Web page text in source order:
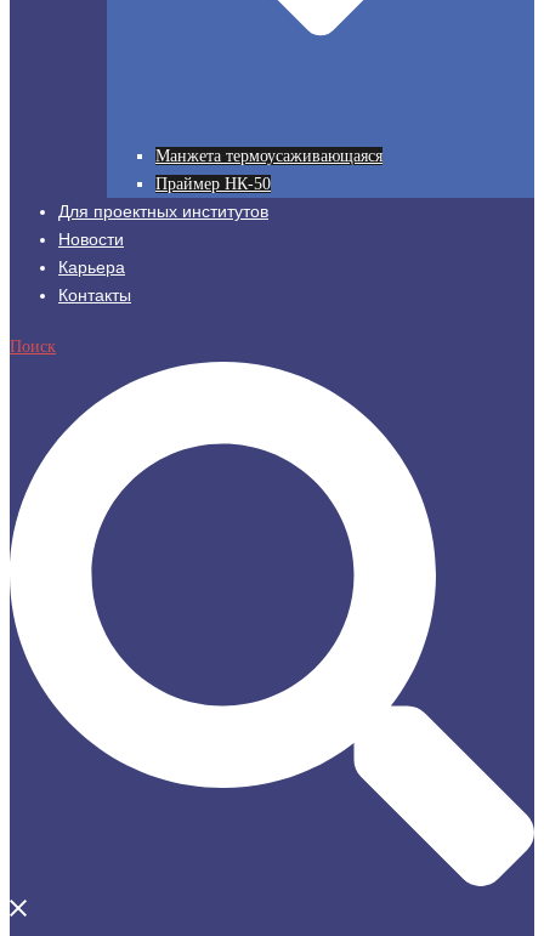
Манжета термоусаживающаяся
Праймер НК-50
Для проектных институтов
Новости
Карьера
Контакты
Поиск